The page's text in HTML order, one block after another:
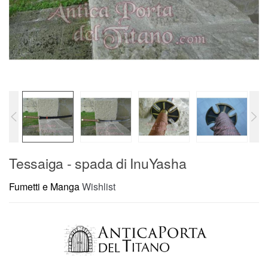
Tessaiga - spada di InuYasha
Fumetti e MangaWishlist